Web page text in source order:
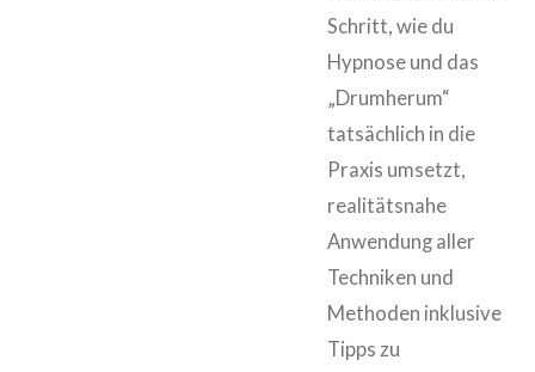
Schritt, wie du
Hypnose und das
„Drumherum“
tatsächlich in die
Praxis umsetzt,
realitätsnahe
Anwendung aller
Techniken und
Methoden inklusive
Tipps zu